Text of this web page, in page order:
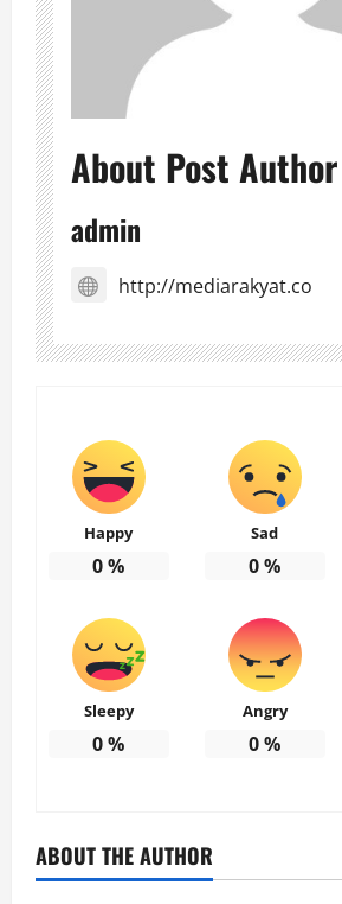
About Post Author
admin
http://mediarakyat.co
Happy
0%
Sad
0%
Sleepy
0%
Angry
0%
ABOUT THE AUTHOR